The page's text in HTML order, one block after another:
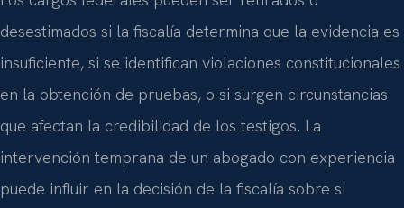
desestimados si la fiscalía determina que la evidencia es
insuficiente, si se identifican violaciones constitucionales
en la obtención de pruebas, o si surgen circunstancias
que afectan la credibilidad de los testigos. La
intervención temprana de un abogado con experiencia
puede influir en la decisión de la fiscalía sobre si